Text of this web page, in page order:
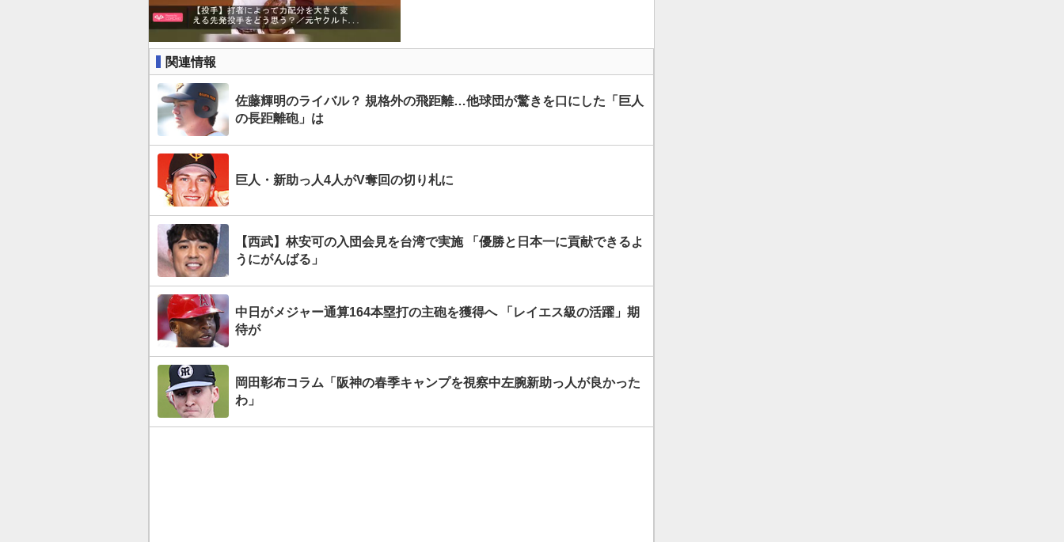
関連情報
佐藤輝明のライバル？ 規格外の飛距離…他球団が驚きを口にした「巨人
の長距離砲」は
巨人・新助っ人4人がV奪回の切り札に
【西武】林安可の入団会見を台湾で実施 「優勝と日本一に貢献できるよ
うにがんばる」
中日がメジャー通算164本塁打の主砲を獲得へ 「レイエス級の活躍」期
待が
岡田彰布コラム「阪神の春季キャンプを視察中左腕新助っ人が良かった
わ」